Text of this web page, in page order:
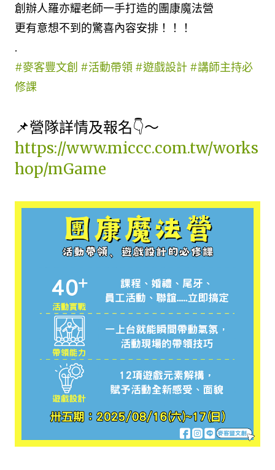
創辦人羅亦耀老師一手打造的團康魔法營
更有意想不到的驚喜內容安排！！！
.
#麥客豐文創 #活動帶領 #遊戲設計 #講師主持必
修課
📌營隊詳情及報名👇～
https://www.miccc.com.tw/works
hop/mGame